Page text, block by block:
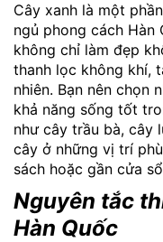
Cây xanh là một
ngủ phong cách Hàn
không chỉ làm đẹp
thanh lọc không khí,
nhiên. Bạn nên chọn
khả năng sống tốt
như cây trầu bà, cây
cây ở những vị trí
sách hoặc gần cửa
Nguyên tắc
Hàn Quốc